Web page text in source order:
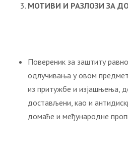
МОТИВИ И РАЗЛОЗИ ЗА
Повереник за заштиту
одлучивања у овом
из притужбе и изјашњења,
достављени, као и
домаће и међународне